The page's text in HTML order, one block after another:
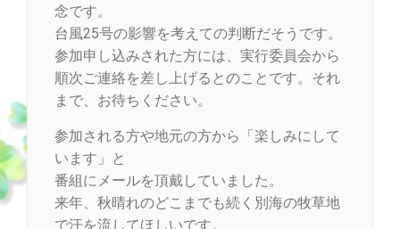
念です。
台風25号の影響を考えての判断だそうです。
参加申し込みされた方には、実行委員会から
順次ご連絡を差し上げるとのことです。それ
まで、お待ちください。
参加される方や地元の方から「楽しみにして
います」と
番組にメールを頂戴していました。
来年、秋晴れのどこまでも続く別海の牧草地
で汗を流してほしいです。